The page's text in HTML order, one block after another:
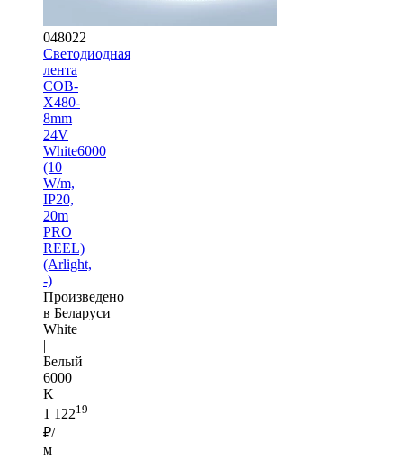
048022
Светодиодная
лента
COB-
X480-
8mm
24V
White6000
(10
W/m,
IP20,
20m
PRO
REEL)
(Arlight,
-)
Произведено
в Беларуси
White
|
Белый
6000
K
1 12219
₽/
м